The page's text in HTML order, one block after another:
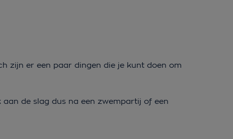
zijn er een paar dingen die je kunt doen om
de slag dus na een zwempartij of een